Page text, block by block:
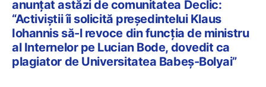
anunțat astăzi de comunitatea Declic:
“Activiștii îi solicită președintelui Klaus
Iohannis să-l revoce din funcția de ministru
al Internelor pe Lucian Bode, dovedit ca
plagiator de Universitatea Babeș-Bolyai”